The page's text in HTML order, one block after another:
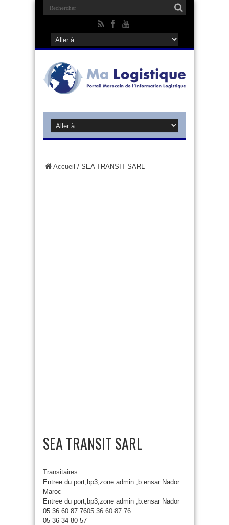
Accueil / SEA TRANSIT SARL
SEA TRANSIT SARL
Transitaires
Entree du port,bp3,zone admin ,b.ensar Nador
Maroc
Entree du port,bp3,zone admin ,b.ensar Nador
05 36 60 87 7605 36 60 87 76
05 36 34 80 57